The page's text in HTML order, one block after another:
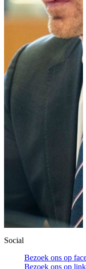
Social
Bezoek ons op
Bezoek ons op